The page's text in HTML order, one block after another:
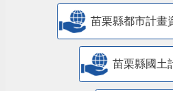
苗栗縣都市計畫
苗栗縣國土